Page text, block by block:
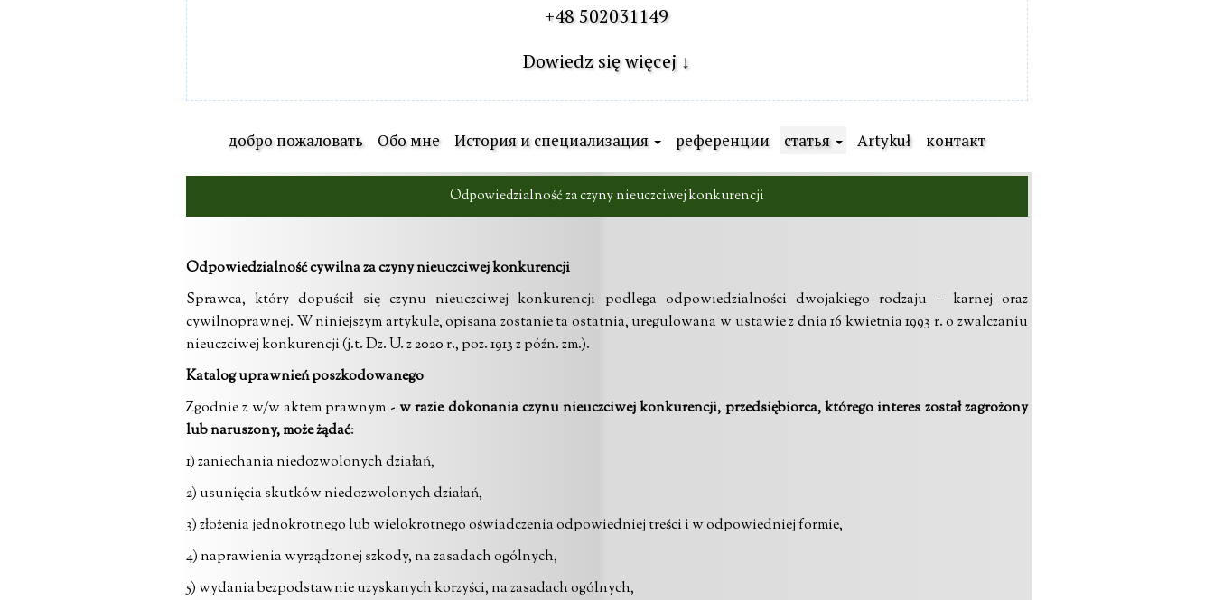
+48 502031149
Dowiedz się więcej ↓
добро пожаловать Обо мне История и специализация референции статья Artykuł контакт
Odpowiedzialność za czyny nieuczciwej konkurencji
Odpowiedzialność cywilna za czyny nieuczciwej konkurencji
Sprawca, który dopuścił się czynu nieuczciwej konkurencji podlega odpowiedzialności dwojakiego rodzaju – karnej oraz
cywilnoprawnej. W niniejszym artykule, opisana zostanie ta ostatnia, uregulowana w ustawie z dnia 16 kwietnia 1993 r. o zwalczaniu
nieuczciwej konkurencji (j.t. Dz. U. z 2020 r., poz. 1913 z późn. zm.).
Katalog uprawnień poszkodowanego
Zgodnie z w/w aktem prawnym - w razie dokonania czynu nieuczciwej konkurencji, przedsiębiorca, którego interes został zagrożony
lub naruszony, może żądać:
1) zaniechania niedozwolonych działań,
2) usunięcia skutków niedozwolonych działań,
3) złożenia jednokrotnego lub wielokrotnego oświadczenia odpowiedniej treści i w odpowiedniej formie,
4) naprawienia wyrządzonej szkody, na zasadach ogólnych,
5) wydania bezpodstawnie uzyskanych korzyści, na zasadach ogólnych,